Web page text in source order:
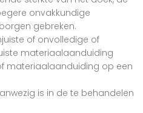
onvakkundige
gebreken.
of onvolledige of
materiaalaanduiding
materiaalaanduiding op een
is in de te behandelen